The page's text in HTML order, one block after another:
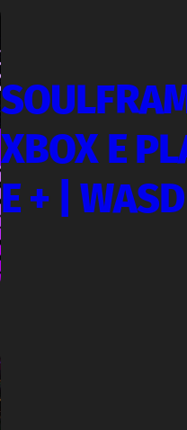
XBOX E
E + |